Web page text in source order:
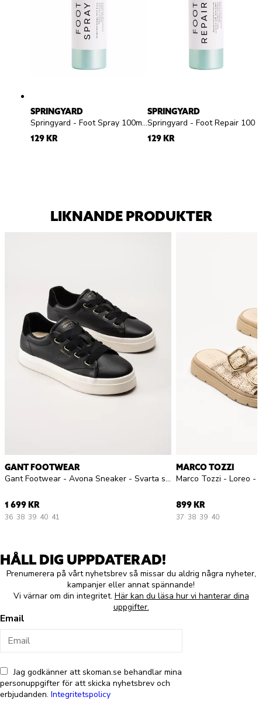
SPRINGYARD
Springyard - Foot Spray 100ml - Fotspray
129 KR
SPRINGYARD
129 KR
LIKNANDE PRODUKTER
GANT FOOTWEAR
Gant Footwear - Avona Sneaker - Svarta sneakers i skinn
1 699 KR
36 38 39 40 41
MARCO TOZZI
Marco Tozzi - Loreo -
899 KR
37 38 39 40
HÅLL DIG UPPDATERAD!
Prenumerera på vårt nyhetsbrev så missar du aldrig några nyheter,
kampanjer eller annat spännande!
Vi värnar om din integritet. Här kan du läsa hur vi hanterar dina
uppgifter.
Email
Jag godkänner att skoman.se behandlar mina
personuppgifter för att skicka nyhetsbrev och
erbjudanden. Integritetspolicy